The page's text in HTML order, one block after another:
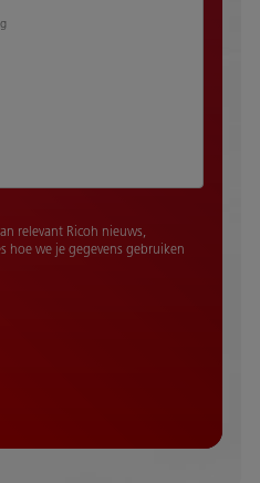
relevant Ricoh nieuws,
hoe we je gegevens gebruiken